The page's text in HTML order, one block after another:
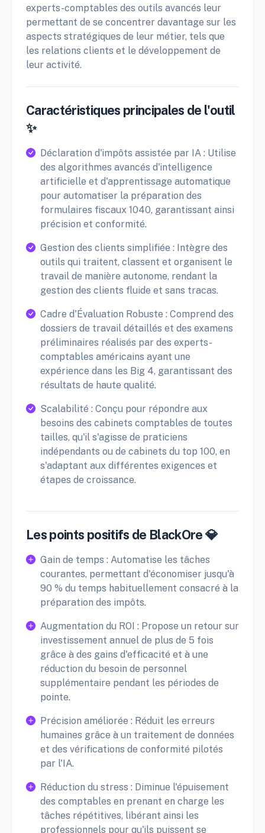
experts-comptables des outils avancés leur
permettant de se concentrer davantage sur les
aspects stratégiques de leur métier, tels que
les relations clients et le développement de
leur activité.
Caractéristiques principales de l'outil
✨
Déclaration d'impôts assistée par IA : Utilise
des algorithmes avancés d'intelligence
artificielle et d'apprentissage automatique
pour automatiser la préparation des
formulaires fiscaux 1040, garantissant ainsi
précision et conformité.
Gestion des clients simplifiée : Intègre des
outils qui traitent, classent et organisent le
travail de manière autonome, rendant la
gestion des clients fluide et sans tracas.
Cadre d'Évaluation Robuste : Comprend des
dossiers de travail détaillés et des examens
préliminaires réalisés par des experts-
comptables américains ayant une
expérience dans les Big 4, garantissant des
résultats de haute qualité.
Scalabilité : Conçu pour répondre aux
besoins des cabinets comptables de toutes
tailles, qu'il s'agisse de praticiens
indépendants ou de cabinets du top 100, en
s'adaptant aux différentes exigences et
étapes de croissance.
Les points positifs de BlackOre 💎
Gain de temps : Automatise les tâches
courantes, permettant d'économiser jusqu'à
90 % du temps habituellement consacré à la
préparation des impôts.
Augmentation du ROI : Propose un retour sur
investissement annuel de plus de 5 fois
grâce à des gains d'efficacité et à une
réduction du besoin de personnel
supplémentaire pendant les périodes de
pointe.
Précision améliorée : Réduit les erreurs
humaines grâce à un traitement de données
et des vérifications de conformité pilotés
par l'IA.
Réduction du stress : Diminue l'épuisement
des comptables en prenant en charge les
tâches répétitives, libérant ainsi les
professionnels pour qu'ils puissent se